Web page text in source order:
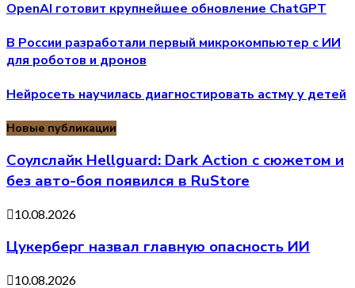
OpenAI готовит крупнейшее обновление ChatGPT
В России разработали первый микрокомпьютер с ИИ
для роботов и дронов
Нейросеть научилась диагностировать астму у детей
Новые публикации
Соулслайк Hellguard: Dark Action с сюжетом и
без авто-боя появился в RuStore
10.08.2026
Цукерберг назвал главную опасность ИИ
10.08.2026